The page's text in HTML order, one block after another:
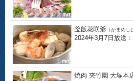
釜飯花咲爺 （かまめし
2024年3月7日放送
焼肉 夾竹園 大塚本